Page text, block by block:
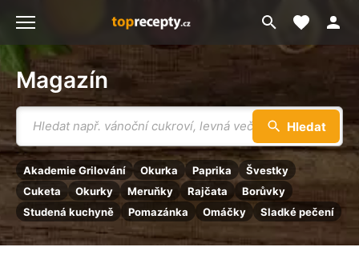
Magazín
Vyhledávání
Hledat
Akademie Grilování Okurka Paprika
Švestky
Cuketa
Okurky Meruňky Rajčata
Borůvky
Studená kuchyně
Pomazánka Omáčky Sladké pečení
Přejít
Moje